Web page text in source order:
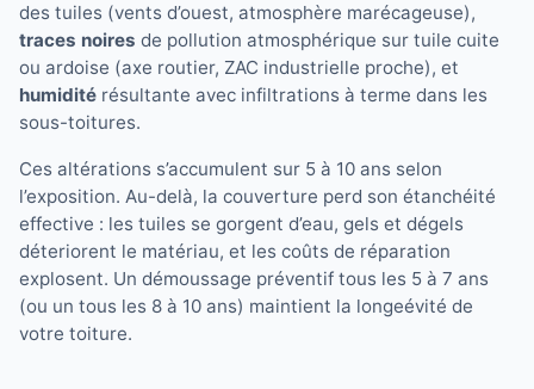
des tuiles (vents d’ouest, atmosphère marécageuse),
traces noires de pollution atmosphérique sur tuile cuite
ou ardoise (axe routier, ZAC industrielle proche), et
humidité résultante avec infiltrations à terme dans les
sous-toitures.
Ces altérations s’accumulent sur 5 à 10 ans selon
l’exposition. Au-delà, la couverture perd son étanchéité
effective : les tuiles se gorgent d’eau, gels et dégels
déteriorent le matériau, et les coûts de réparation
explosent. Un démoussage préventif tous les 5 à 7 ans
(ou un tous les 8 à 10 ans) maintient la longeévité de
votre toiture.